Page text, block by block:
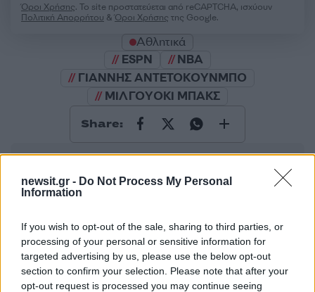
newsit.gr - Do Not Process My Personal
Information
If you wish to opt-out of the sale, sharing to third parties, or
processing of your personal or sensitive information for
targeted advertising by us, please use the below opt-out
section to confirm your selection. Please note that after your
opt-out request is processed you may continue seeing
Όροι Χρήσης. Το site προστατεύεται από reCAPTCHA, ισχύουν
Πολιτική Απορρήτου &Όροι Χρήσης της Google.
Αθλητικά
ESPN
NBA
ΓΙΑΝΝΗΣ ΑΝΤΕΤΟΚΟΥΝΜΠΟ
ΜΙΛΓΟΥΟΚΙ ΜΠΑΚΣ
Share:
Ακολουθήστε το Νewsit.gr στοGoogle Newsκαι
ενημερωθείτε πρώτοι για όλη την ειδησεογραφία και τα
τελευταία νέατης ημέρας
Πιο δημοφιλή